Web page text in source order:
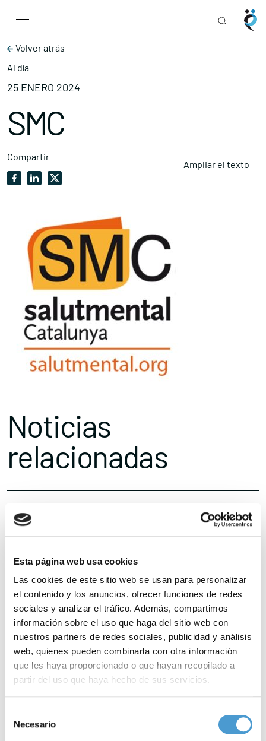
Esta página web usa cookies
Las cookies de este sitio web se usan para personalizar
el contenido y los anuncios, ofrecer funciones de redes
sociales y analizar el tráfico. Además, compartimos
información sobre el uso que haga del sitio web con
nuestros partners de redes sociales, publicidad y análisis
web, quienes pueden combinarla con otra información
que les haya proporcionado o que hayan recopilado a
partir del uso que haya hecho de sus servicios.
de cookies
Necesario
Main Navigation
Volver atrás
Al día
25 ENERO 2024
SMC
Compartir
Ampliar el texto
Noticias
relacionadas
Curso para asociaciones sobre derechos...